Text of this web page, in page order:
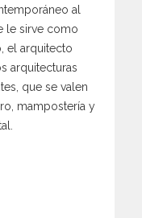
al
le sirve como
el arquitecto
arquitecturas
que se valen
mampostería y